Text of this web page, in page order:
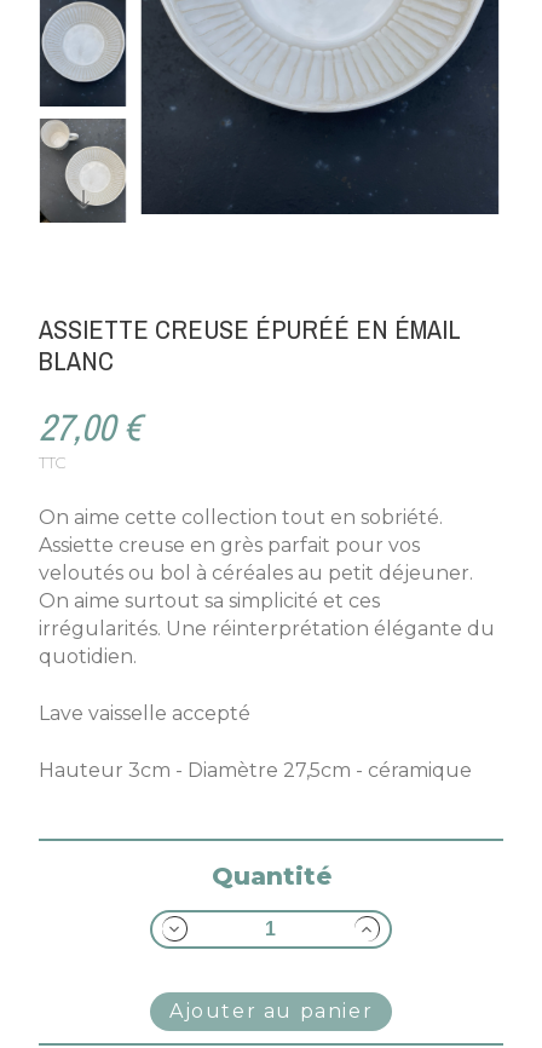
ASSIETTE CREUSE ÉPURÉÉ EN ÉMAIL
BLANC
27,00 €
TTC
On aime cette collection tout en sobriété.
Assiette creuse en grès parfait pour vos
veloutés ou bol à céréales au petit déjeuner.
On aime surtout sa simplicité et ces
irrégularités. Une réinterprétation élégante du
quotidien.
Lave vaisselle accepté
Hauteur 3cm - Diamètre 27,5cm - céramique
Quantité
Ajouter au panier